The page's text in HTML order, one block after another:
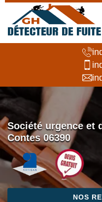
Société urgence et
Contes 06390
NOS